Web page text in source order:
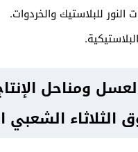
النور للبلاستيك والخردوات.
ومناحل
الشعبي